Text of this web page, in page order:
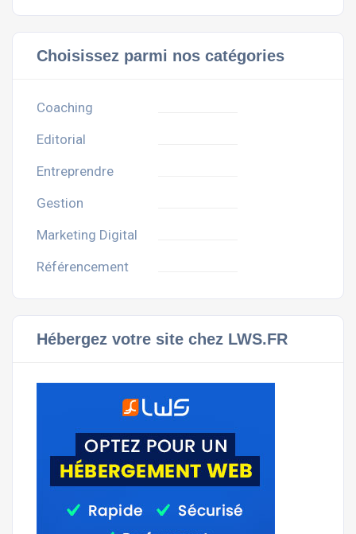
Choisissez parmi nos catégories
Coaching
Editorial
Entreprendre
Gestion
Marketing Digital
Référencement
Hébergez votre site chez LWS.FR